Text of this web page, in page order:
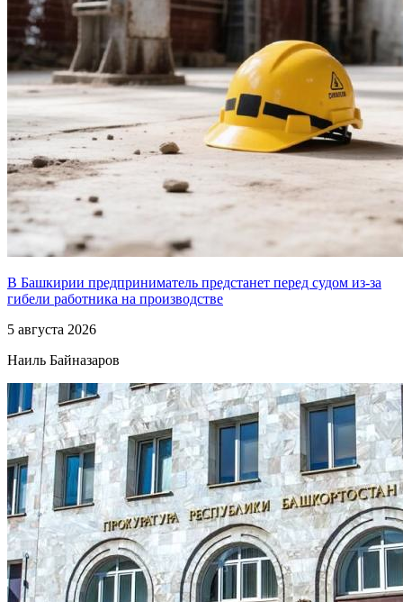
В Башкирии предприниматель предстанет перед судом из-за
гибели работника на производстве
5 августа 2026
Наиль Байназаров